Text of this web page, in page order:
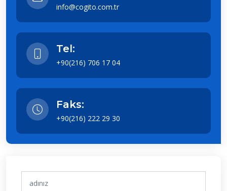
info@cogito.com.tr
Tel:
+90(216) 706 17 04
Faks:
+90(216) 222 29 30